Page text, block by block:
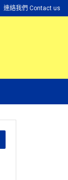
連絡我們 Contact us